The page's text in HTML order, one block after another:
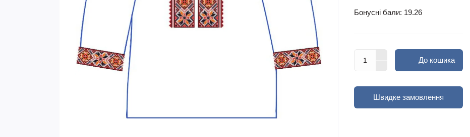
Бонусні бали: 19.26
До кошика
Швидке замовлення